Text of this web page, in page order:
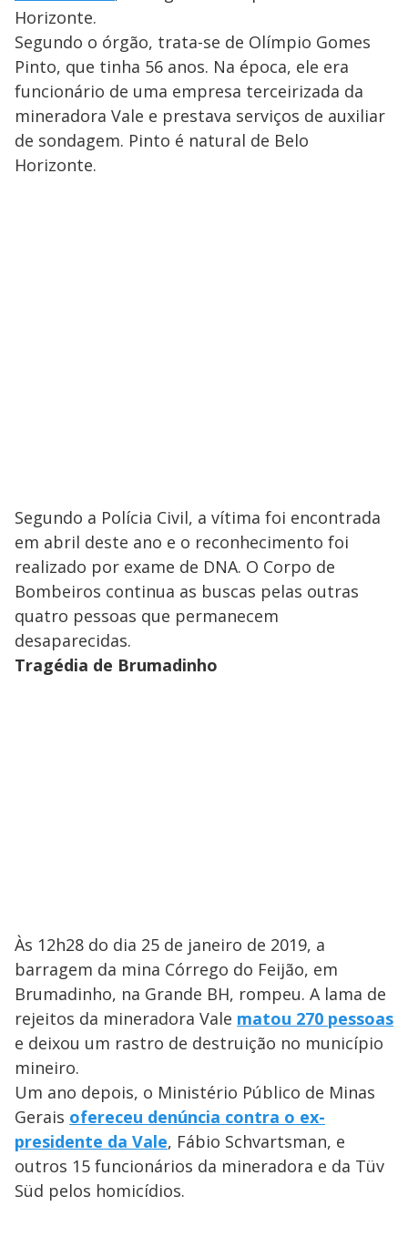
Horizonte.
Segundo o órgão, trata-se de Olímpio Gomes
Pinto, que tinha 56 anos. Na época, ele era
funcionário de uma empresa terceirizada da
mineradora Vale e prestava serviços de auxiliar
de sondagem. Pinto é natural de Belo
Horizonte.
Segundo a Polícia Civil, a vítima foi encontrada
em abril deste ano e o reconhecimento foi
realizado por exame de DNA. O Corpo de
Bombeiros continua as buscas pelas outras
quatro pessoas que permanecem
desaparecidas.
Tragédia de Brumadinho
Às 12h28 do dia 25 de janeiro de 2019, a
barragem da mina Córrego do Feijão, em
Brumadinho, na Grande BH, rompeu. A lama de
rejeitos da mineradora Vale matou 270 pessoas
e deixou um rastro de destruição no município
mineiro.
Um ano depois, o Ministério Público de Minas
Gerais ofereceu denúncia contra o ex-
presidente da Vale, Fábio Schvartsman, e
outros 15 funcionários da mineradora e da Tüv
Süd pelos homicídios.